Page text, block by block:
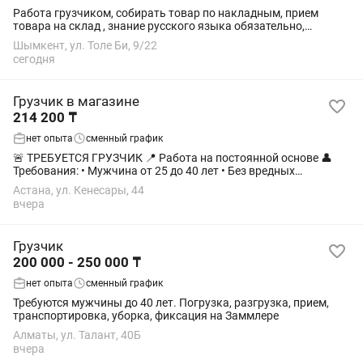
Работа грузчиком, собирать товар по накладным, прием
товара на склад , знание русского языка обязательно,
подробнее писать на
Шымкент, ул. Толе Би, 9/22
сегодня
Грузчик в магазине
214 200 ₸
нет опыта сменный график
🚨 ТРЕБУЕТСЯ ГРУЗЧИК 📍 Работа на постоянной основе 👤
Требования: • Мужчина от 25 до 40 лет • Без вредных
привычек • Ответственный и физически выносливый 🕐
График: 2/2 ⏰ Время работы:...
Астана, ул. Кенесары, 44
вчера
Грузчик
200 000 - 250 000 ₸
нет опыта сменный график
Требуются мужчины до 40 лет. Погрузка, разгрузка, прием,
транспортировка, уборка, фиксация на Заммлере
Алматы, ул. Талант, 40Б
вчера